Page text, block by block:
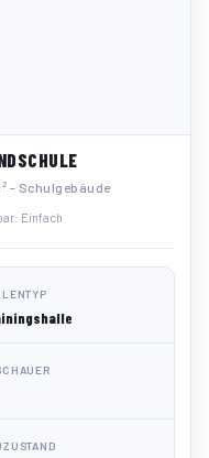
- Schulgebäude
Einfach